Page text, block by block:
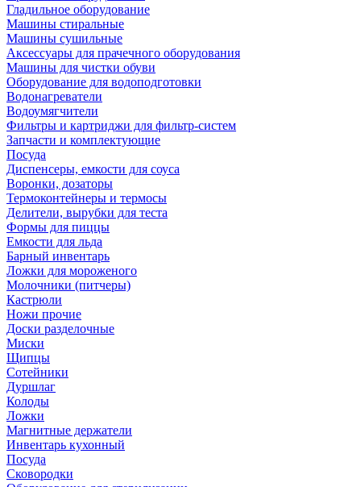
Гладильное оборудование
Машины стиральные
Машины сушильные
Аксессуары для прачечного оборудования
Машины для чистки обуви
Оборудование для водоподготовки
Водонагреватели
Водоумягчители
Фильтры и картриджи для фильтр-систем
Запчасти и комплектующие
Посуда
Диспенсеры, емкости для соуса
Воронки, дозаторы
Термоконтейнеры и термосы
Делители, вырубки для теста
Формы для пиццы
Емкости для льда
Барный инвентарь
Ложки для мороженого
Молочники (питчеры)
Кастрюли
Ножи прочие
Доски разделочные
Миски
Щипцы
Сотейники
Дуршлаг
Колоды
Ложки
Магнитные держатели
Инвентарь кухонный
Посуда
Сковородки